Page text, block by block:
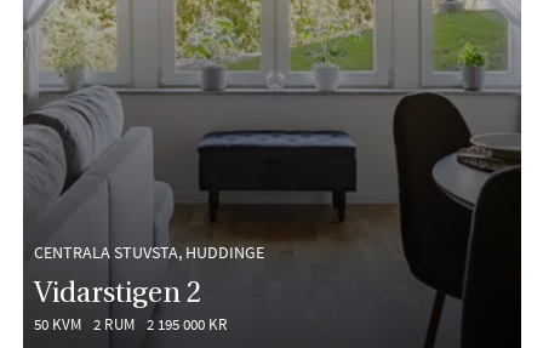
CENTRALA STUVSTA, HUDDINGE
Vidarstigen 2
50 KVM 2 RUM 2 195 000 KR